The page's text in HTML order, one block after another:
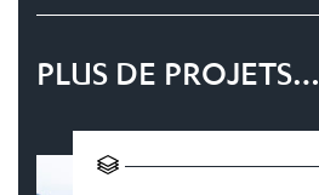
PLUS DE PROJETS…